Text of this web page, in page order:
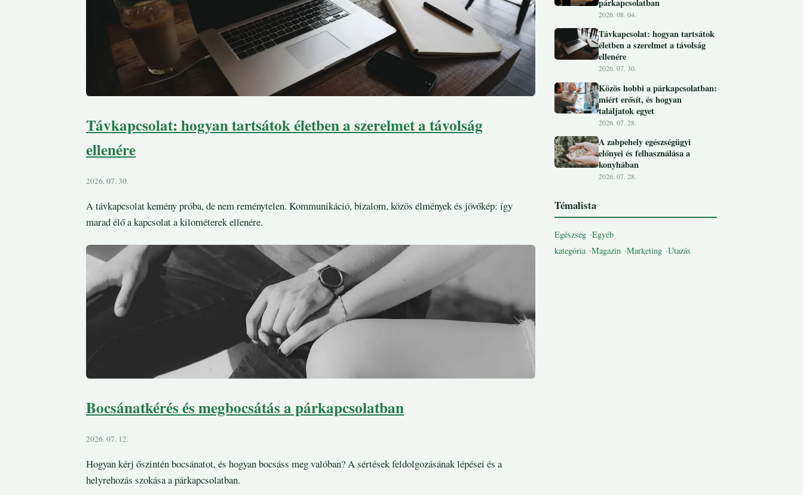
Távkapcsolat: hogyan tartsátok életben a szerelmet a távolság
ellenére
2026. 07. 30.
A távkapcsolat kemény próba, de nem reménytelen. Kommunikáció, bizalom, közös élmények és jövőkép: így
marad élő a kapcsolat a kilométerek ellenére.
Bocsánatkérés és megbocsátás a párkapcsolatban
2026. 07. 12.
Hogyan kérj őszintén bocsánatot, és hogyan bocsáss meg valóban? A sértések feldolgozásának lépései és a
helyrehozás szokása a párkapcsolatban.
párkapcsolatban
2026. 08. 04.
Távkapcsolat: hogyan tartsátok
életben a szerelmet a távolság
ellenére
2026. 07. 30.
Közös hobbi a párkapcsolatban:
miért erősít, és hogyan
találjatok egyet
2026. 07. 28.
A zabpehely egészségügyi
előnyei és felhasználása a
konyhában
2026. 07. 28.
Témalista
Egészség Egyéb
kategória Magazin Marketing Utazás